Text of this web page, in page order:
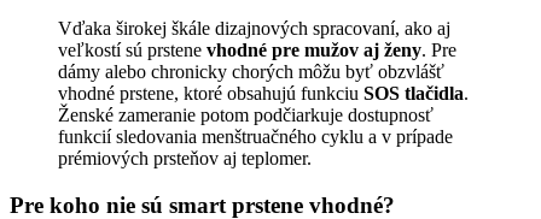
Vďaka širokej škále dizajnových spracovaní, ako aj
veľkostí sú prstene vhodné pre mužov aj ženy. Pre
dámy alebo chronicky chorých môžu byť obzvlášť
vhodné prstene, ktoré obsahujú funkciu SOS tlačidla.
Ženské zameranie potom podčiarkuje dostupnosť
funkcií sledovania menštruačného cyklu a v prípade
prémiových prsteňov aj teplomer.
Pre koho nie sú smart prstene vhodné?